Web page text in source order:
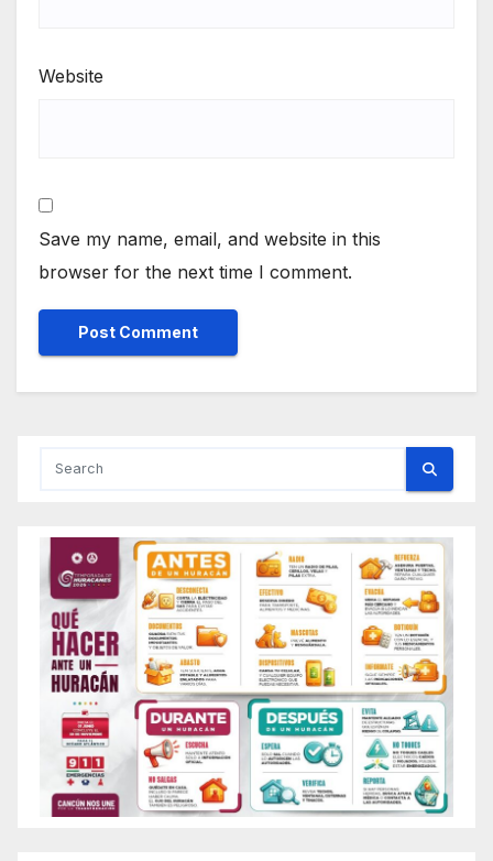
Website
Save my name, email, and website in this
browser for the next time I comment.